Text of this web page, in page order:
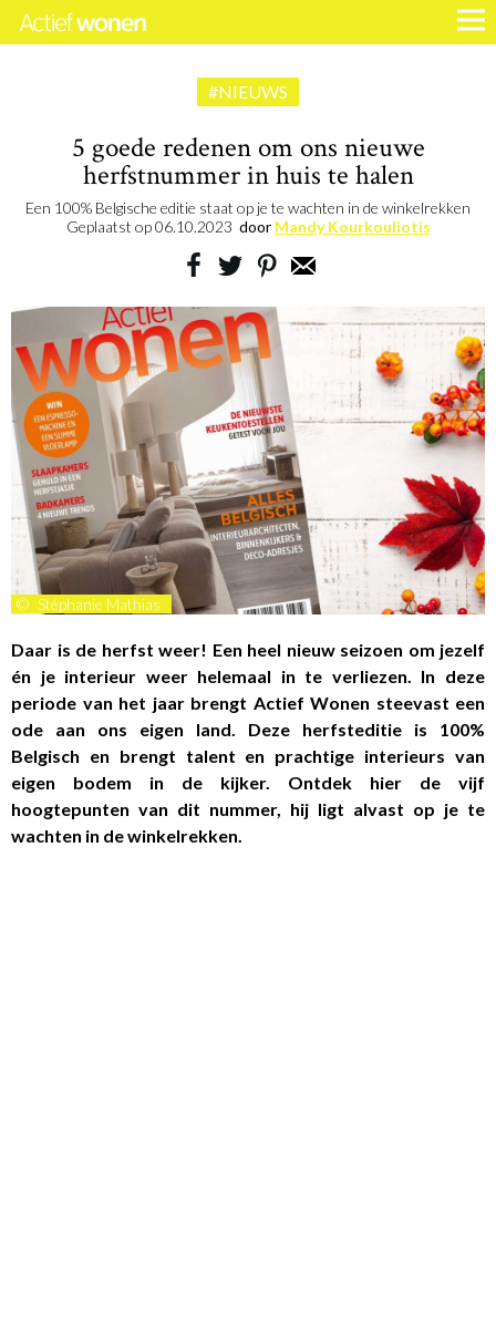
#NIEUWS
5 goede redenen om ons nieuwe
herfstnummer in huis te halen
Een 100% Belgische editie staat op je te wachten in de winkelrekken
Geplaatst op06.10.2023 door Mandy Kourkouliotis
© Stéphanie Mathias
Daar is de herfst weer! Een heel nieuw seizoen om jezelf
én je interieur weer helemaal in te verliezen. In deze
periode van het jaar brengt Actief Wonen steevast een
ode aan ons eigen land. Deze herfsteditie is 100%
Belgisch en brengt talent en prachtige interieurs van
eigen bodem in de kijker. Ontdek hier de vijf
hoogtepunten van dit nummer, hij ligt alvast op je te
wachten in de winkelrekken.